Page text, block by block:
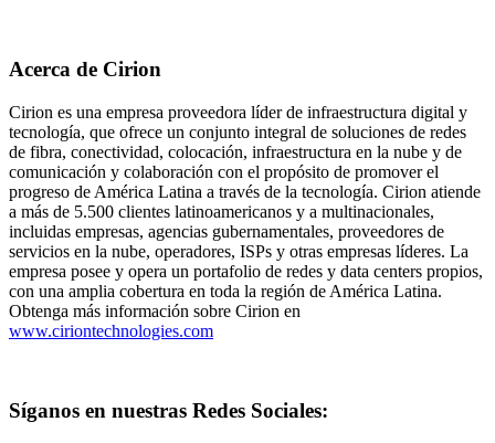
Acerca de Cirion
Cirion es una empresa proveedora líder de infraestructura digital y
tecnología, que ofrece un conjunto integral de soluciones de redes
de fibra, conectividad, colocación, infraestructura en la nube y de
comunicación y colaboración con el propósito de promover el
progreso de América Latina a través de la tecnología. Cirion atiende
a más de 5.500 clientes latinoamericanos y a multinacionales,
incluidas empresas, agencias gubernamentales, proveedores de
servicios en la nube, operadores, ISPs y otras empresas líderes. La
empresa posee y opera un portafolio de redes y data centers propios,
con una amplia cobertura en toda la región de América Latina.
Obtenga más información sobre Cirion en
www.ciriontechnologies.com
Síganos en nuestras Redes Sociales: